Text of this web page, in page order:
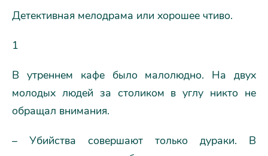
Детективная мелодрама или хорошее чтиво.
1
В утреннем кафе было малолюдно. На двух
молодых людей за столиком в углу никто не
обращал внимания.
– Убийства совершают только дураки. В